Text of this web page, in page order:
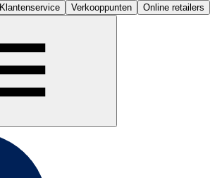
Klantenservice Verkooppunten Online retailers